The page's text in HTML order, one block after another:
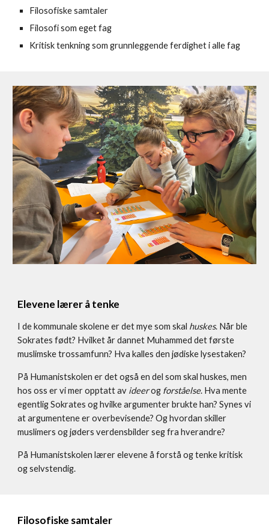
Filosofiske samtaler
Filosofi som eget fag
Kritisk tenkning som grunnleggende ferdighet i alle fag
Elevene lærer å tenke
I de kommunale skolene er det mye som skal huskes. Når ble
Sokrates født? Hvilket år dannet Muhammed det første
muslimske trossamfunn? Hva kalles den jødiske lysestaken?
På Humanistskolen er det også en del som skal huskes, men
hos oss er vi mer opptatt av ideerog forståelse. Hva mente
egentlig Sokrates og hvilke argumenter brukte han? Synes vi
at argumentene er overbevisende? Og hvordan skiller
muslimers og jøders verdensbilder seg fra hverandre?
På Humanistskolen lærer elevene å forstå og tenke kritisk
og selvstendig.
Filosofiske samtaler